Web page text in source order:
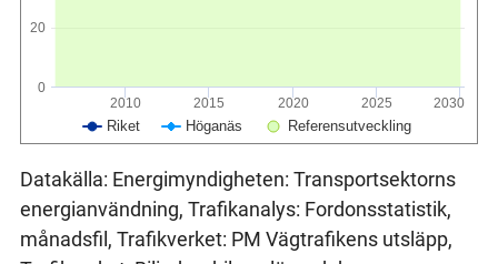
Riket Höganäs Referensutveckling
2010 2015 2020 2025 2030
0
20
Datakälla: Energimyndigheten: Transportsektorns
energianvändning, Trafikanalys: Fordonsstatistik,
månadsfil, Trafikverket: PM Vägtrafikens utsläpp,